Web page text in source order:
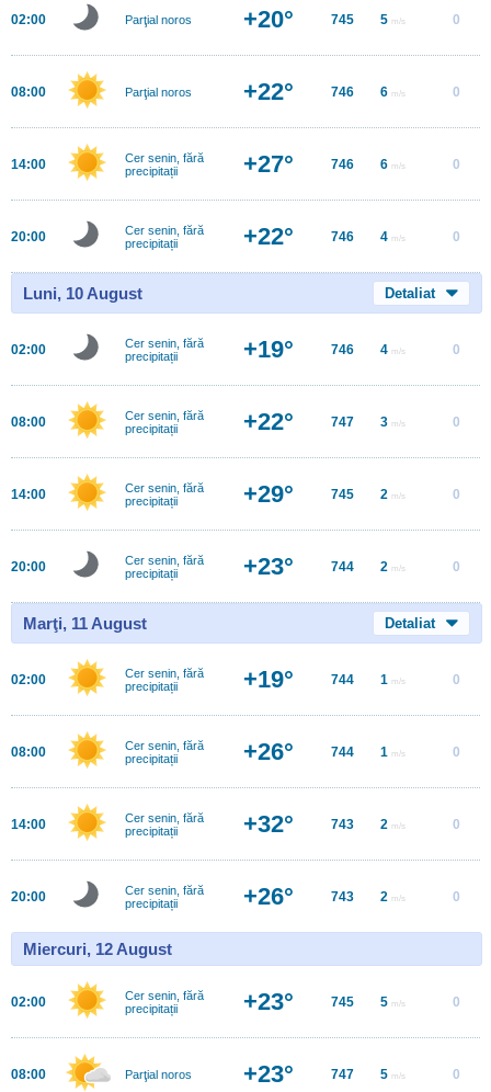
02:00 Parţial noros +20° 745 5 m/s 0
08:00 Parţial noros +22° 746 6 m/s 0
14:00
Cer senin, fără
precipitații
+27° 746 6 m/s 0
20:00
Cer senin, fără
precipitații
+22° 746 4 m/s 0
Luni, 10 August Detaliat
02:00
Cer senin, fără
precipitații
+19° 746 4 m/s 0
08:00
Cer senin, fără
precipitații
+22° 747 3 m/s 0
14:00
Cer senin, fără
precipitații
+29° 745 2 m/s 0
20:00
Cer senin, fără
precipitații
+23° 744 2 m/s 0
Marţi, 11 August Detaliat
02:00
Cer senin, fără
precipitații
+19° 744 1 m/s 0
08:00
Cer senin, fără
precipitații
+26° 744 1 m/s 0
14:00
Cer senin, fără
precipitații
+32° 743 2 m/s 0
20:00
Cer senin, fără
precipitații
+26° 743 2 m/s 0
Miercuri, 12 August
02:00
Cer senin, fără
precipitații
+23° 745 5 m/s 0
08:00 Parţial noros +23° 747 5 m/s 0